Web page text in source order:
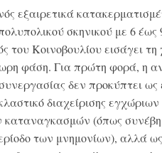
εξαιρετικά
σκηνικού με 6 έως
του Κοινοβουλίου εισάγει
φάση. Για πρώτη φορά, η
δεν προκύπτει ως
διαχείρισης
καταναγκασμών (όπως συνέβη
των μνημονίων), αλλά